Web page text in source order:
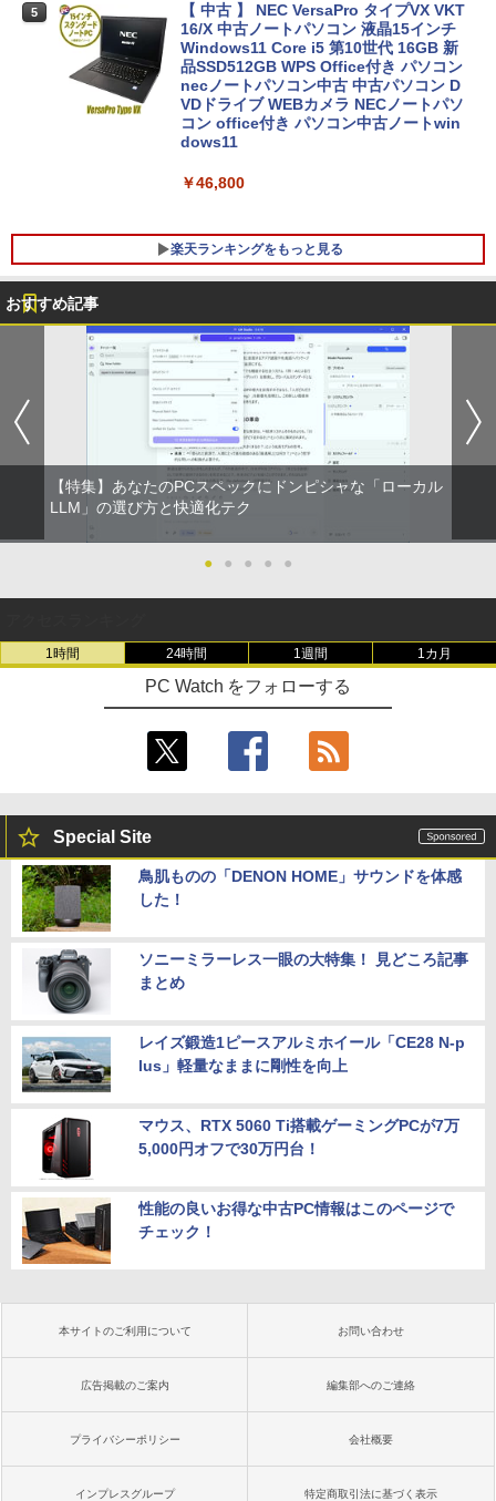
5
【 中古 】 NEC VersaPro タイプVX VKT
16/X 中古ノートパソコン 液晶15インチ
Windows11 Core i5 第10世代 16GB 新
品SSD512GB WPS Office付き パソコン
necノートパソコン中古 中古パソコン D
VDドライブ WEBカメラ NECノートパソ
コン office付き パソコン中古ノートwin
dows11
￥46,800
楽天ランキングをもっと見る
【高速SSD】送料無料【富士通 ESPRIM
O Q556/M 第6世代 Core i3-6100T 3.20
GHz/メモリ:16GB /SSD 256GB & Wind
ows 10 デスクトップ 中古良い WPS Offi
ce付き コンパクト PC 極小型デスクトッ
プPC &おまけ付き（中古USB式キーボー
トとマウス） 3ケ月保証
￥17,800
式対応｜楽天1位｜最大180日保証｜CPU
Windows11 office付き｜メモリ8GB SS
D256GB HDD500GB｜ デスクトップ Mi
crosoft office 第8世代以降｜セット購入
可能｜デスクトップ 中古｜中古PC
￥34,800
3
中古パソコン 一体型 NEC LAVIE Home
All-in-one PC-HA570RAW-2 Windows1
D256GB 23.8インチ Office付き DVD We
bカメラ 無線LAN Bluetooth 3ヶ月保証
￥59,800
ミニPC minipc デスクトップパソコン 小
型 PC パソコン 最新 Windows11 Office
M.2NVMe SSD 256GB~1TB 初期設定済
軽量 高スペック
5
ore i7/メモリ:8GB/16GB/32GB/SSD:25
i/2画面出力/Windows11/Windows10/Of
fice/中古 デスクトップ デスクトップPC
HP Z23i プロフェッショナル液晶モニタ
ー 23インチワイド ブラック 1920×1080
（フルHD） ノングレア 非光沢 IPSパネ
ル 白色LED バックライト USB2.0 DVI V
GA ディスプレイポート【中古】
￥4,980
2
【500円クーポン＋ポイント最大31.5%還
元！】モバイルモニター 15.6 インチ FH
光沢 1000:1 高コントラスト 超軽量 600
5/Switch/PC/スマホ対応
￥8,490
【初心者向けコスパ最強】黒/白 モニター
1080 FHD パソコン モニター ディスプレ
イ 非光沢 VA 4000:1 角度調整 VESA Fre
smart
＼メーカー5年保証／【最短即日発送】
スプレイ VP229HFZ 22型 1920×1080 応
答速度1ms リフレッシュレート100Hz IP
￥12,800
ゲーミングモニター 24.5インチ FHD 24
0Hz 1ms Fast IPSパネル HDMI2.0×1 DP
スプレイ MAXZEN MGM25IC04-F240
ふしぎの国のバード 14巻 （ハルタコミ
ックス） [ 佐々 大河 ]
￥1,034
サンリオキャラクターズ ステンドグラ
かわいい [ 株式会社サンリオ ]
3
転生した大聖女は、聖女であることをひ
た隠す SS集 （アース・スターノベル）
タッチペンで音が聞ける！はじめてずか
￥5,478
5
決定版 強いチームをつくる！ リーダ
ーの心得 [ 伊庭 正康 ]
おすすめ記事
【特集】あなたのPCスペックにドンピシャな「ローカル
LLM」の選び方と快適化テク
● ● ● ● ●
1時間 24時間 1週間 1カ月
PC Watch をフォローする
Special Site
鳥肌ものの「DENON HOME」サウンドを体感
した！
ソニーミラーレス一眼の大特集！ 見どころ記事
まとめ
レイズ鍛造1ピースアルミホイール「CE28 N-p
lus」軽量なままに剛性を向上
マウス、RTX 5060 Ti搭載ゲーミングPCが7万
5,000円オフで30万円台！
性能の良いお得な中古PC情報はこのページで
チェック！
本サイトのご利用について お問い合わせ
広告掲載のご案内 編集部へのご連絡
プライバシーポリシー 会社概要
インプレスグループ 特定商取引法に基づく表示